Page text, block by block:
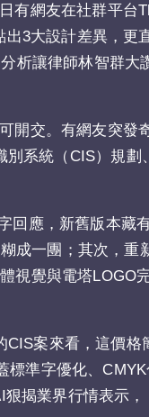
有網友在社群平台
3大設計差異，更
析讓律師林智群大
開交。有網友突發
系統（CIS）規劃
回應，新舊版本藏
成一團；其次，重
視覺與電塔LOGO
案來看，這價格
準字優化、
揭業界行情表示